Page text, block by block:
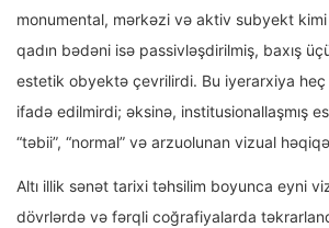
monumental, mərkəzi və aktiv subyekt
qadın bədəni isə passivləşdirilmiş, baxış
estetik obyektə çevrilirdi. Bu iyerarxiya heç
ifadə edilmirdi; əksinə, institusionallaşmış
“təbii”, “normal” və arzuolunan vizual
Altı illik sənət tarixi təhsilim boyunca eyni
dövrlərdə və fərqli coğrafiyalarda